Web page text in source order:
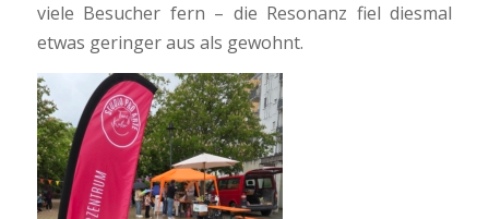
viele Besucher fern – die Resonanz fiel diesmal
etwas geringer aus als gewohnt.